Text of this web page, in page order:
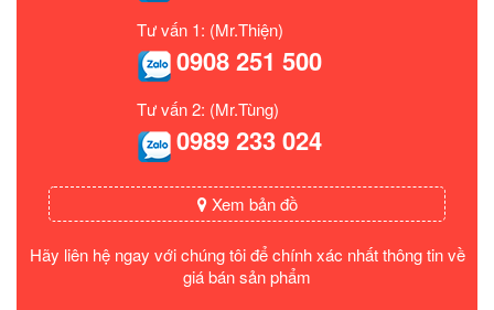
Tư vấn 1: (Mr.Thiện)
0908 251 500
Tư vấn 2: (Mr.Tùng)
0989 233 024
Xem bản đồ
Hãy liên hệ ngay với chúng tôi để chính xác nhất thông tin về
giá bán sản phẩm